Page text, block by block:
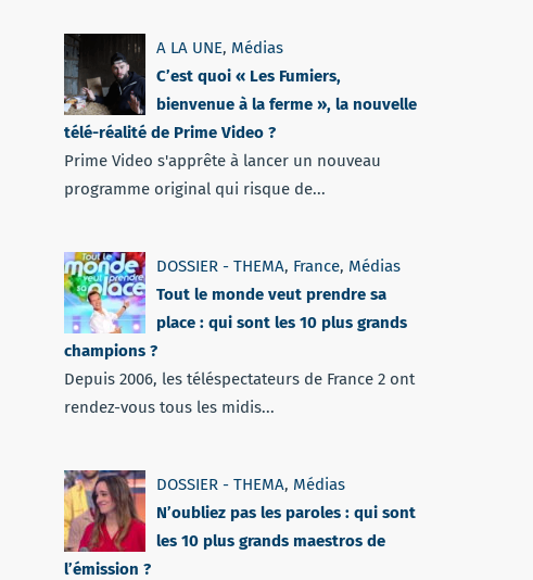
A LA UNE, Médias
C’est quoi « Les Fumiers,
bienvenue à la ferme », la nouvelle
télé-réalité de Prime Video ?
Prime Video s'apprête à lancer un nouveau
programme original qui risque de...
DOSSIER - THEMA, France, Médias
Tout le monde veut prendre sa
place : qui sont les 10 plus grands
champions ?
Depuis 2006, les téléspectateurs de France 2 ont
rendez-vous tous les midis...
DOSSIER - THEMA, Médias
N’oubliez pas les paroles : qui sont
les 10 plus grands maestros de
l’émission ?